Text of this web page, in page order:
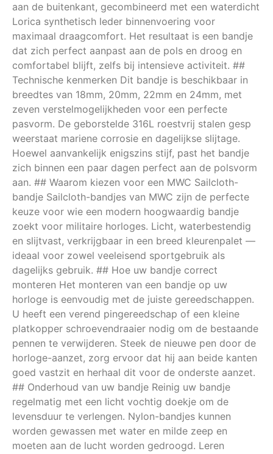
aan de buitenkant, gecombineerd met een waterdicht
Lorica synthetisch leder binnenvoering voor
maximaal draagcomfort. Het resultaat is een bandje
dat zich perfect aanpast aan de pols en droog en
comfortabel blijft, zelfs bij intensieve activiteit. ##
Technische kenmerken Dit bandje is beschikbaar in
breedtes van 18mm, 20mm, 22mm en 24mm, met
zeven verstelmogelijkheden voor een perfecte
pasvorm. De geborstelde 316L roestvrij stalen gesp
weerstaat mariene corrosie en dagelijkse slijtage.
Hoewel aanvankelijk enigszins stijf, past het bandje
zich binnen een paar dagen perfect aan de polsvorm
aan. ## Waarom kiezen voor een MWC Sailcloth-
bandje Sailcloth-bandjes van MWC zijn de perfecte
keuze voor wie een modern hoogwaardig bandje
zoekt voor militaire horloges. Licht, waterbestendig
en slijtvast, verkrijgbaar in een breed kleurenpalet —
ideaal voor zowel veeleisend sportgebruik als
dagelijks gebruik. ## Hoe uw bandje correct
monteren Het monteren van een bandje op uw
horloge is eenvoudig met de juiste gereedschappen.
U heeft een verend pingereedschap of een kleine
platkopper schroevendraaier nodig om de bestaande
pennen te verwijderen. Steek de nieuwe pen door de
horloge-aanzet, zorg ervoor dat hij aan beide kanten
goed vastzit en herhaal dit voor de onderste aanzet.
## Onderhoud van uw bandje Reinig uw bandje
regelmatig met een licht vochtig doekje om de
levensduur te verlengen. Nylon-bandjes kunnen
worden gewassen met water en milde zeep en
moeten aan de lucht worden gedroogd. Leren